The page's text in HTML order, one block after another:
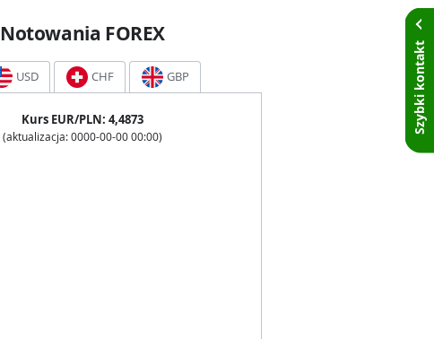
Notowania FOREX
USD CHF GBP
Kurs EUR/PLN: 4,4873
(aktualizacja: 0000-00-00 00:00)
Szybki kontakt